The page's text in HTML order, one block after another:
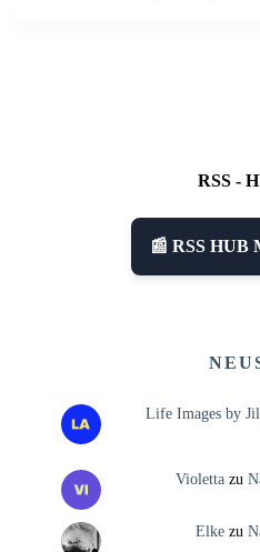
RSS -
📰 RSS HUB
Life Images by
Violettazu
Elkezu